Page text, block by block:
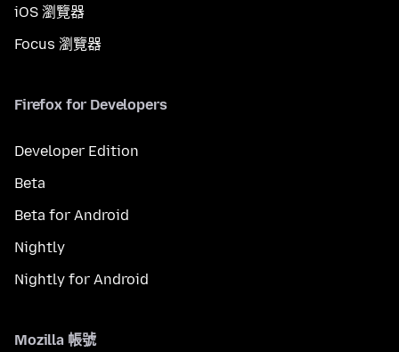
iOS 瀏覽器
Focus 瀏覽器
Firefox for Developers
Developer Edition
Beta
Beta for Android
Nightly
Nightly for Android
Mozilla 帳號